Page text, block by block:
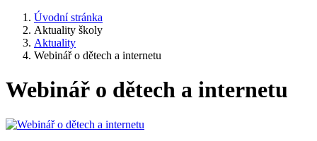
Úvodní stránka
Aktuality školy
Aktuality
Webinář o dětech a internetu
Webinář o dětech a internetu